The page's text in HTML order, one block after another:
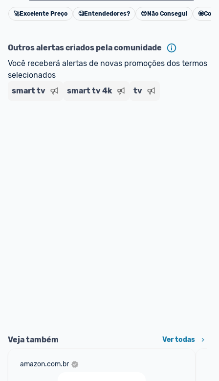
Cancelar
🚀Excelente Preço 🧐Entendedores? 😢 Não Consegui 🤩
Outros alertas criados pela comunidade
Você receberá alertas de novas promoções dos termos
selecionados
smart tv
smart tv 4k tv
Veja também Ver todas
amazon.com.br